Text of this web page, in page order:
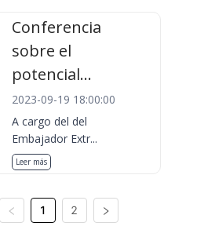
Conferencia
sobre el
potencial...
2023-09-19 18:00:00
A cargo del del
Embajador Extr...
Leer más
1 2